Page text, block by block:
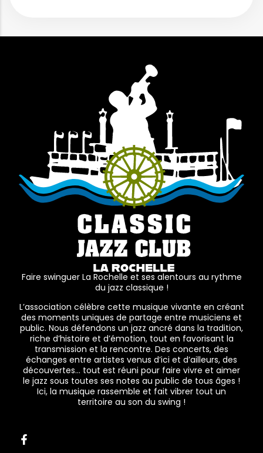
Faire swinguer La Rochelle et ses alentours au rythme
du jazz classique !
L’association célèbre cette musique vivante en créant
des moments uniques de partage entre musiciens et
public. Nous défendons un jazz ancré dans la tradition,
riche d’histoire et d’émotion, tout en favorisant la
transmission et la rencontre. Des concerts, des
échanges entre artistes venus d’ici et d’ailleurs, des
découvertes… tout est réuni pour faire vivre et aimer
le jazz sous toutes ses notes au public de tous âges !
Ici, la musique rassemble et fait vibrer tout un
territoire au son du swing !